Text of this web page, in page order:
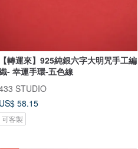
【轉運來】925純銀六字大明咒手工編
- 幸運手環-五色線
STUDIO
US$ 58.15
可客製